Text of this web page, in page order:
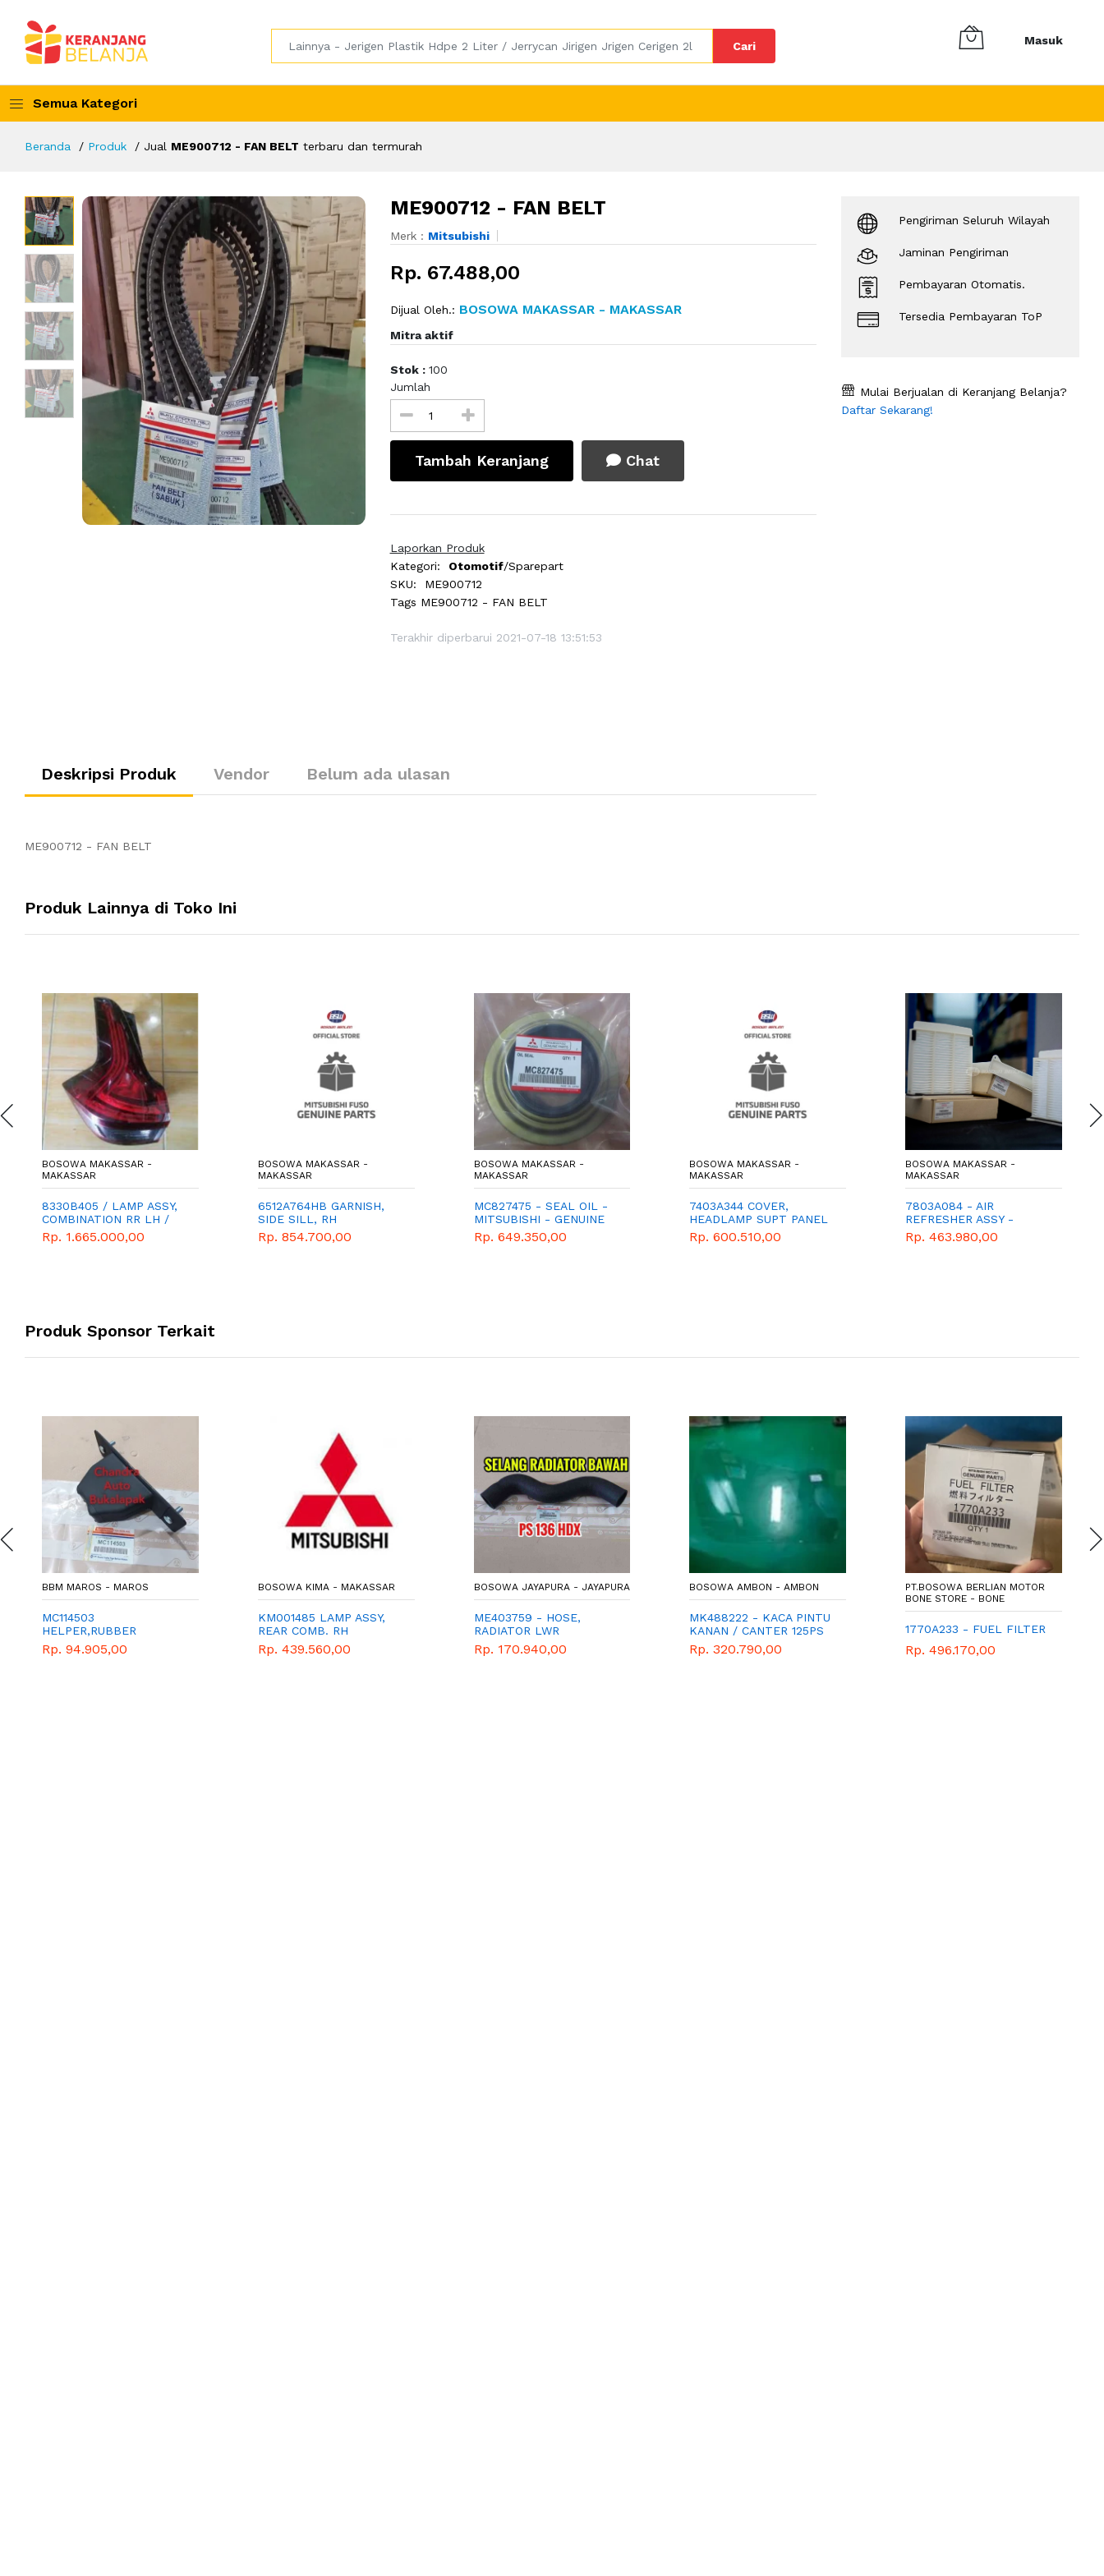
Cari Masuk
Semua Kategori
Beranda Produk Jual ME900712 - FAN BELT terbaru dan termurah
ME900712 - FAN BELT
Merk : Mitsubishi
Rp. 67.488,00
Dijual Oleh.: BOSOWA MAKASSAR - MAKASSAR
Mitra aktif
Stok : 100
Jumlah
Tambah Keranjang Chat
Laporkan Produk
Kategori:
Otomotif/Sparepart
SKU:
ME900712
Tags ME900712 - FAN BELT
Terakhir diperbarui 2021-07-18 13:51:53
Deskripsi Produk Vendor Belum ada ulasan
ME900712 - FAN BELT
Pengiriman Seluruh Wilayah
Jaminan Pengiriman
Pembayaran Otomatis.
Tersedia Pembayaran ToP
Mulai Berjualan di Keranjang Belanja?
Daftar Sekarang!
Produk Lainnya di Toko Ini
BOSOWA MAKASSAR -
MAKASSAR
8330B405 / LAMP ASSY,
COMBINATION RR LH /
STOP LAMP KIRI
Rp. 1.665.000,00
BOSOWA MAKASSAR -
MAKASSAR
6512A764HB GARNISH,
SIDE SILL, RH
Rp. 854.700,00
BOSOWA MAKASSAR -
MAKASSAR
MC827475 - SEAL OIL -
MITSUBISHI - GENUINE
Rp. 649.350,00
BOSOWA MAKASSAR -
MAKASSAR
7403A344 COVER,
HEADLAMP SUPT PANEL
Rp. 600.510,00
BOSOWA MAKASSAR -
MAKASSAR
7803A084 - AIR
REFRESHER ASSY -
FILTER AC - SARINGAN AC
- SPAREPART MITSUBISHI
Rp. 463.980,00
Produk Sponsor Terkait
BBM MAROS - MAROS
MC114503
HELPER,RUBBER
Rp. 94.905,00
BOSOWA KIMA - MAKASSAR
KM001485 LAMP ASSY,
REAR COMB. RH
Rp. 439.560,00
BOSOWA JAYAPURA - JAYAPURA
ME403759 - HOSE,
RADIATOR LWR
Rp. 170.940,00
BOSOWA AMBON - AMBON
MK488222 - KACA PINTU
KANAN / CANTER 125PS
Rp. 320.790,00
PT.BOSOWA BERLIAN MOTOR
BONE STORE - BONE
1770A233 - FUEL FILTER
Rp. 496.170,00